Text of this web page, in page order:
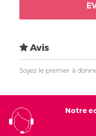
Avis
Soyez le premier à
Notre